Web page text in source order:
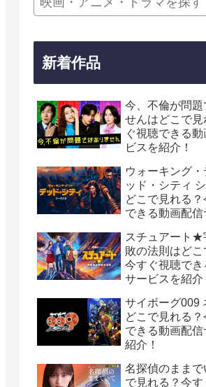
新着作品
今、不倫が問題
せんはどこで見
ぐ視聴できる
ビスを紹介！
ウォーキング
ッド・シティ
どこで見れる
できる動画配信
スチュアート★
敗の法則はどこ
今すぐ視聴で
サービスを紹介
サイボーグ009
どこで見れる
できる動画配
紹介！
名探偵のままで
で見れる？今す